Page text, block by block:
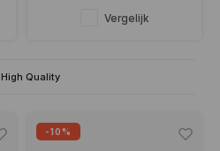
Dimbaar
Vergelijk
High Quality
-10%